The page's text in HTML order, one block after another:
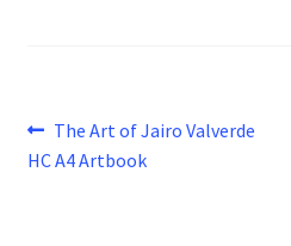
Beitragsnavigation
Vorheriger
Beitrag:
The Art of Jairo Valverde
HC A4 Artbook